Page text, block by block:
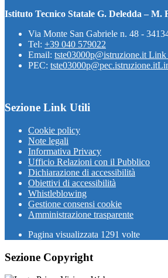
Istituto Tecnico Statale G. Deledda – M.
Via Monte San Gabriele n. 48 -
Tel: +39 040 579022
Email: tste03000p@istruzione.it Link
PEC: tste03000p@pec.istruzione.it
Sezione Link Utili
Cookie policy
Note legali
Informativa Privacy
Ufficio Relazioni con il Pubblico
Dichiarazione di accessibilità
Obiettivi di accessibilità
Whistleblowing
Gestione consensi cookie
Amministrazione trasparente
Pagina visualizzata 1291 volte
Sezione Copyright